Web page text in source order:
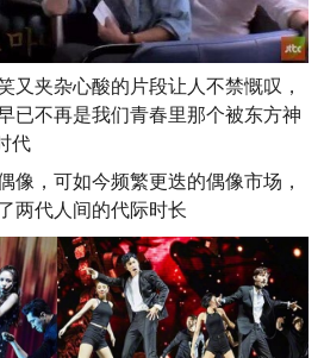
又夹杂心酸的片段让人不禁慨叹，
已不再是我们青春里那个被东方神
代
像，可如今频繁更迭的偶像市场，
两代人间的代际时长